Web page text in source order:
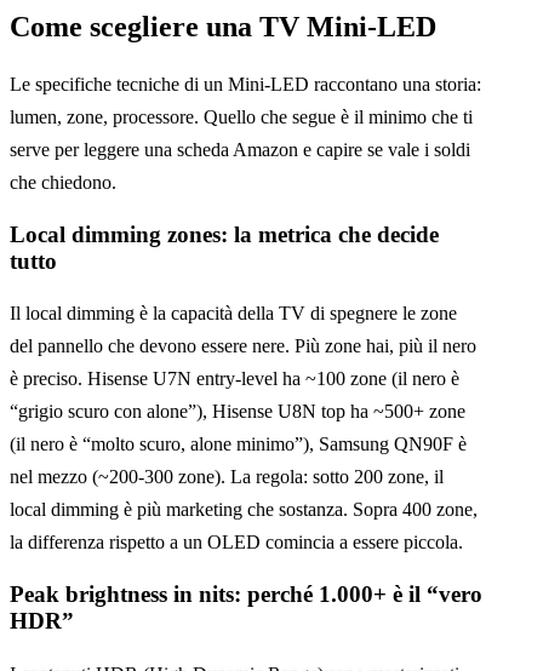
Come scegliere una TV Mini-LED
Le specifiche tecniche di un Mini-LED raccontano una storia:
lumen, zone, processore. Quello che segue è il minimo che ti
serve per leggere una scheda Amazon e capire se vale i soldi
che chiedono.
Local dimming zones: la metrica che decide
tutto
Il local dimming è la capacità della TV di spegnere le zone
del pannello che devono essere nere. Più zone hai, più il nero
è preciso. Hisense U7N entry-level ha ~100 zone (il nero è
“grigio scuro con alone”), Hisense U8N top ha ~500+ zone
(il nero è “molto scuro, alone minimo”), Samsung QN90F è
nel mezzo (~200-300 zone). La regola: sotto 200 zone, il
local dimming è più marketing che sostanza. Sopra 400 zone,
la differenza rispetto a un OLED comincia a essere piccola.
Peak brightness in nits: perché 1.000+ è il “vero
HDR”